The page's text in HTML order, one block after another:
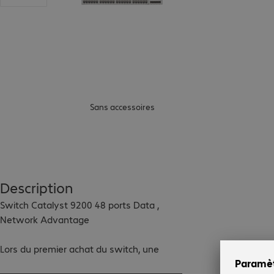
Sans accessoires
Description
Switch Catalyst 9200 48 ports Data ,
Network Advantage
Lors du premier achat du switch, une